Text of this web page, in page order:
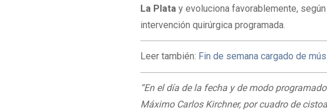
La Plata y evoluciona favorablemente,
intervención quirúrgica programada.
Leer también: Fin de semana cargado de
“En el día de la fecha y de modo
Máximo Carlos Kirchner, por cuadro de